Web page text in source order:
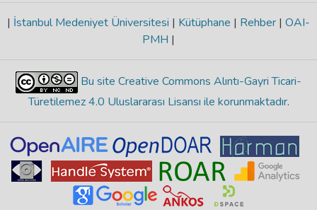
| İstanbul Medeniyet Üniversitesi | Kütüphane | Rehber | OAI-
PMH |
Bu site Creative Commons Alıntı-Gayri Ticari-
Türetilemez 4.0 Uluslararası Lisansı ile korunmaktadır.